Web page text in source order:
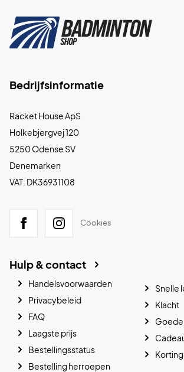
Bedrijfsinformatie
Racket House ApS
Holkebjergvej 120
5250 Odense SV
Denemarken
VAT: DK36931108
Cookies
Hulp & contact
Handelsvoorwaarden
Privacybeleid
FAQ
Laagste prijs
Bestellingsstatus
Bestelling herroepen
Snelle
Klacht